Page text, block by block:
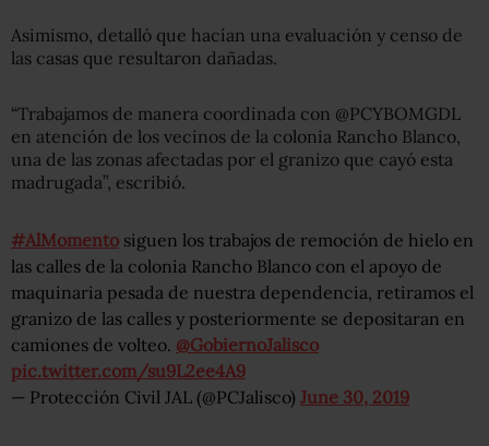
Asimismo, detalló que hacían una evaluación y censo de
las casas que resultaron dañadas.
“Trabajamos de manera coordinada con @PCYBOMGDL
en atención de los vecinos de la colonia Rancho Blanco,
una de las zonas afectadas por el granizo que cayó esta
madrugada”, escribió.
#AlMomento siguen los trabajos de remoción de hielo en
las calles de la colonia Rancho Blanco con el apoyo de
maquinaria pesada de nuestra dependencia, retiramos el
granizo de las calles y posteriormente se depositaran en
camiones de volteo. @GobiernoJalisco
pic.twitter.com/su9L2ee4A9
— Protección Civil JAL (@PCJalisco) June 30, 2019